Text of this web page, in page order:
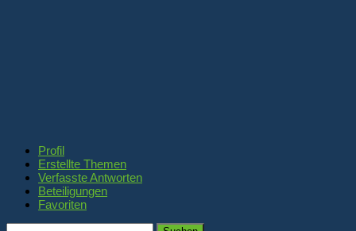
Profil
Erstellte Themen
Verfasste Antworten
Beteiligungen
Favoriten